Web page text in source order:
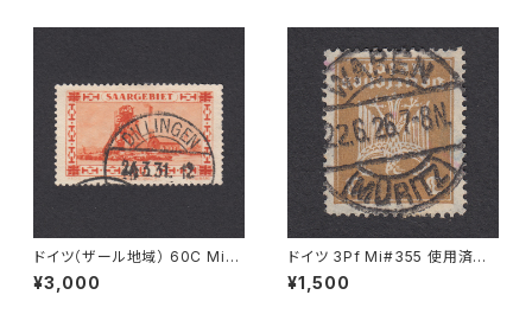
ドイツ（ザール地域） 60C Mi#1
43 使用済み切手｜DILLINGE
N 24.3.1931
¥3,000
ドイツ 3Pf Mi#355 使用済み
切手｜WAREN (MÜRITZ) 22.
6.1926
¥1,500